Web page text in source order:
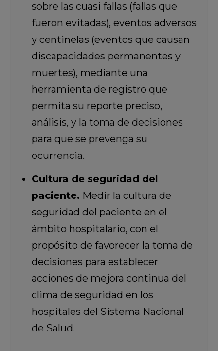
sobre las cuasi fallas (fallas que
fueron evitadas), eventos adversos
y centinelas (eventos que causan
discapacidades permanentes y
muertes), mediante una
herramienta de registro que
permita su reporte preciso,
análisis, y la toma de decisiones
para que se prevenga su
ocurrencia.
Cultura de seguridad del
paciente. Medir la cultura de
seguridad del paciente en el
ámbito hospitalario, con el
propósito de favorecer la toma de
decisiones para establecer
acciones de mejora continua del
clima de seguridad en los
hospitales del Sistema Nacional
de Salud.